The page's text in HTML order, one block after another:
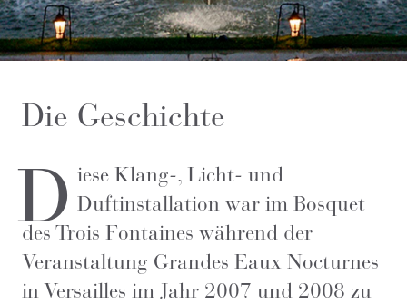
Die Geschichte
D iese Klang-, Licht- und
Duftinstallation war im Bosquet
des Trois Fontaines während der
Veranstaltung Grandes Eaux Nocturnes
in Versailles im Jahr 2007 und 2008 zu